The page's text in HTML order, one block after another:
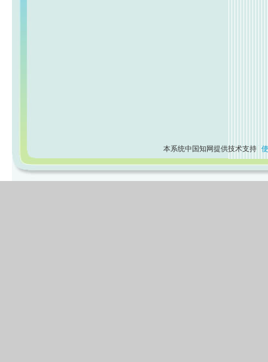
本系统中国知网提供技术支持